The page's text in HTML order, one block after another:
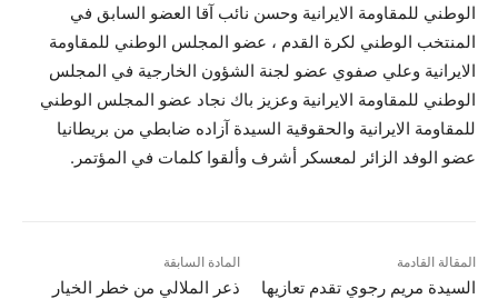
الوطني للمقاومة الايرانية وحسن نائب آقا العضو السابق في
المنتخب الوطني لكرة القدم ، عضو المجلس الوطني للمقاومة
الايرانية وعلي صفوي عضو لجنة الشؤون الخارجية في المجلس
الوطني للمقاومة الايرانية وعزيز باك نجاد عضو المجلس الوطني
للمقاومة الايرانية والحقوقية السيدة آزاده ضابطي من بريطانيا
عضو الوفد الزائر لمعسكر أشرف وألقوا كلمات في المؤتمر.
المادة السابقة
ذعر الملالي من خطر الخيار
المقالة القادمة
السيدة مريم رجوي تقدم تعازيها